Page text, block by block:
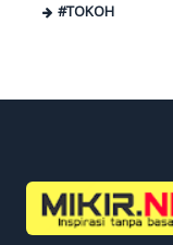
#TOKOH